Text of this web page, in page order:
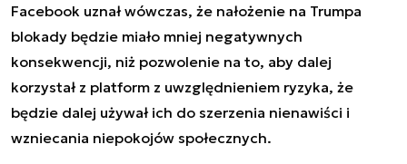
Facebook uznał wówczas, że nałożenie na Trumpa
blokady będzie miało mniej negatywnych
konsekwencji, niż pozwolenie na to, aby dalej
korzystał z platform z uwzględnieniem ryzyka, że
będzie dalej używał ich do szerzenia nienawiści i
wzniecania niepokojów społecznych.